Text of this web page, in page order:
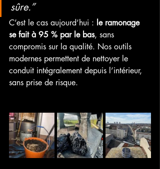
sûre.”
C’est le cas aujourd’hui : le ramonage
se fait à 95 % par le bas, sans
compromis sur la qualité. Nos outils
modernes permettent de nettoyer le
conduit intégralement depuis l’intérieur,
sans prise de risque.